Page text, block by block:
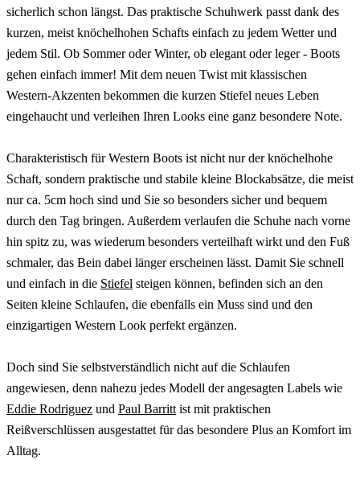
sicherlich schon längst. Das praktische Schuhwerk passt dank des
kurzen, meist knöchelhohen Schafts einfach zu jedem Wetter und
jedem Stil. Ob Sommer oder Winter, ob elegant oder leger - Boots
gehen einfach immer! Mit dem neuen Twist mit klassischen
Western-Akzenten bekommen die kurzen Stiefel neues Leben
eingehaucht und verleihen Ihren Looks eine ganz besondere Note.
Charakteristisch für Western Boots ist nicht nur der knöchelhohe
Schaft, sondern praktische und stabile kleine Blockabsätze, die meist
nur ca. 5cm hoch sind und Sie so besonders sicher und bequem
durch den Tag bringen. Außerdem verlaufen die Schuhe nach vorne
hin spitz zu, was wiederum besonders verteilhaft wirkt und den Fuß
schmaler, das Bein dabei länger erscheinen lässt. Damit Sie schnell
und einfach in die Stiefel steigen können, befinden sich an den
Seiten kleine Schlaufen, die ebenfalls ein Muss sind und den
einzigartigen Western Look perfekt ergänzen.
Doch sind Sie selbstverständlich nicht auf die Schlaufen
angewiesen, denn nahezu jedes Modell der angesagten Labels wie
Eddie Rodriguez und Paul Barritt ist mit praktischen
Reißverschlüssen ausgestattet für das besondere Plus an Komfort im
Alltag.